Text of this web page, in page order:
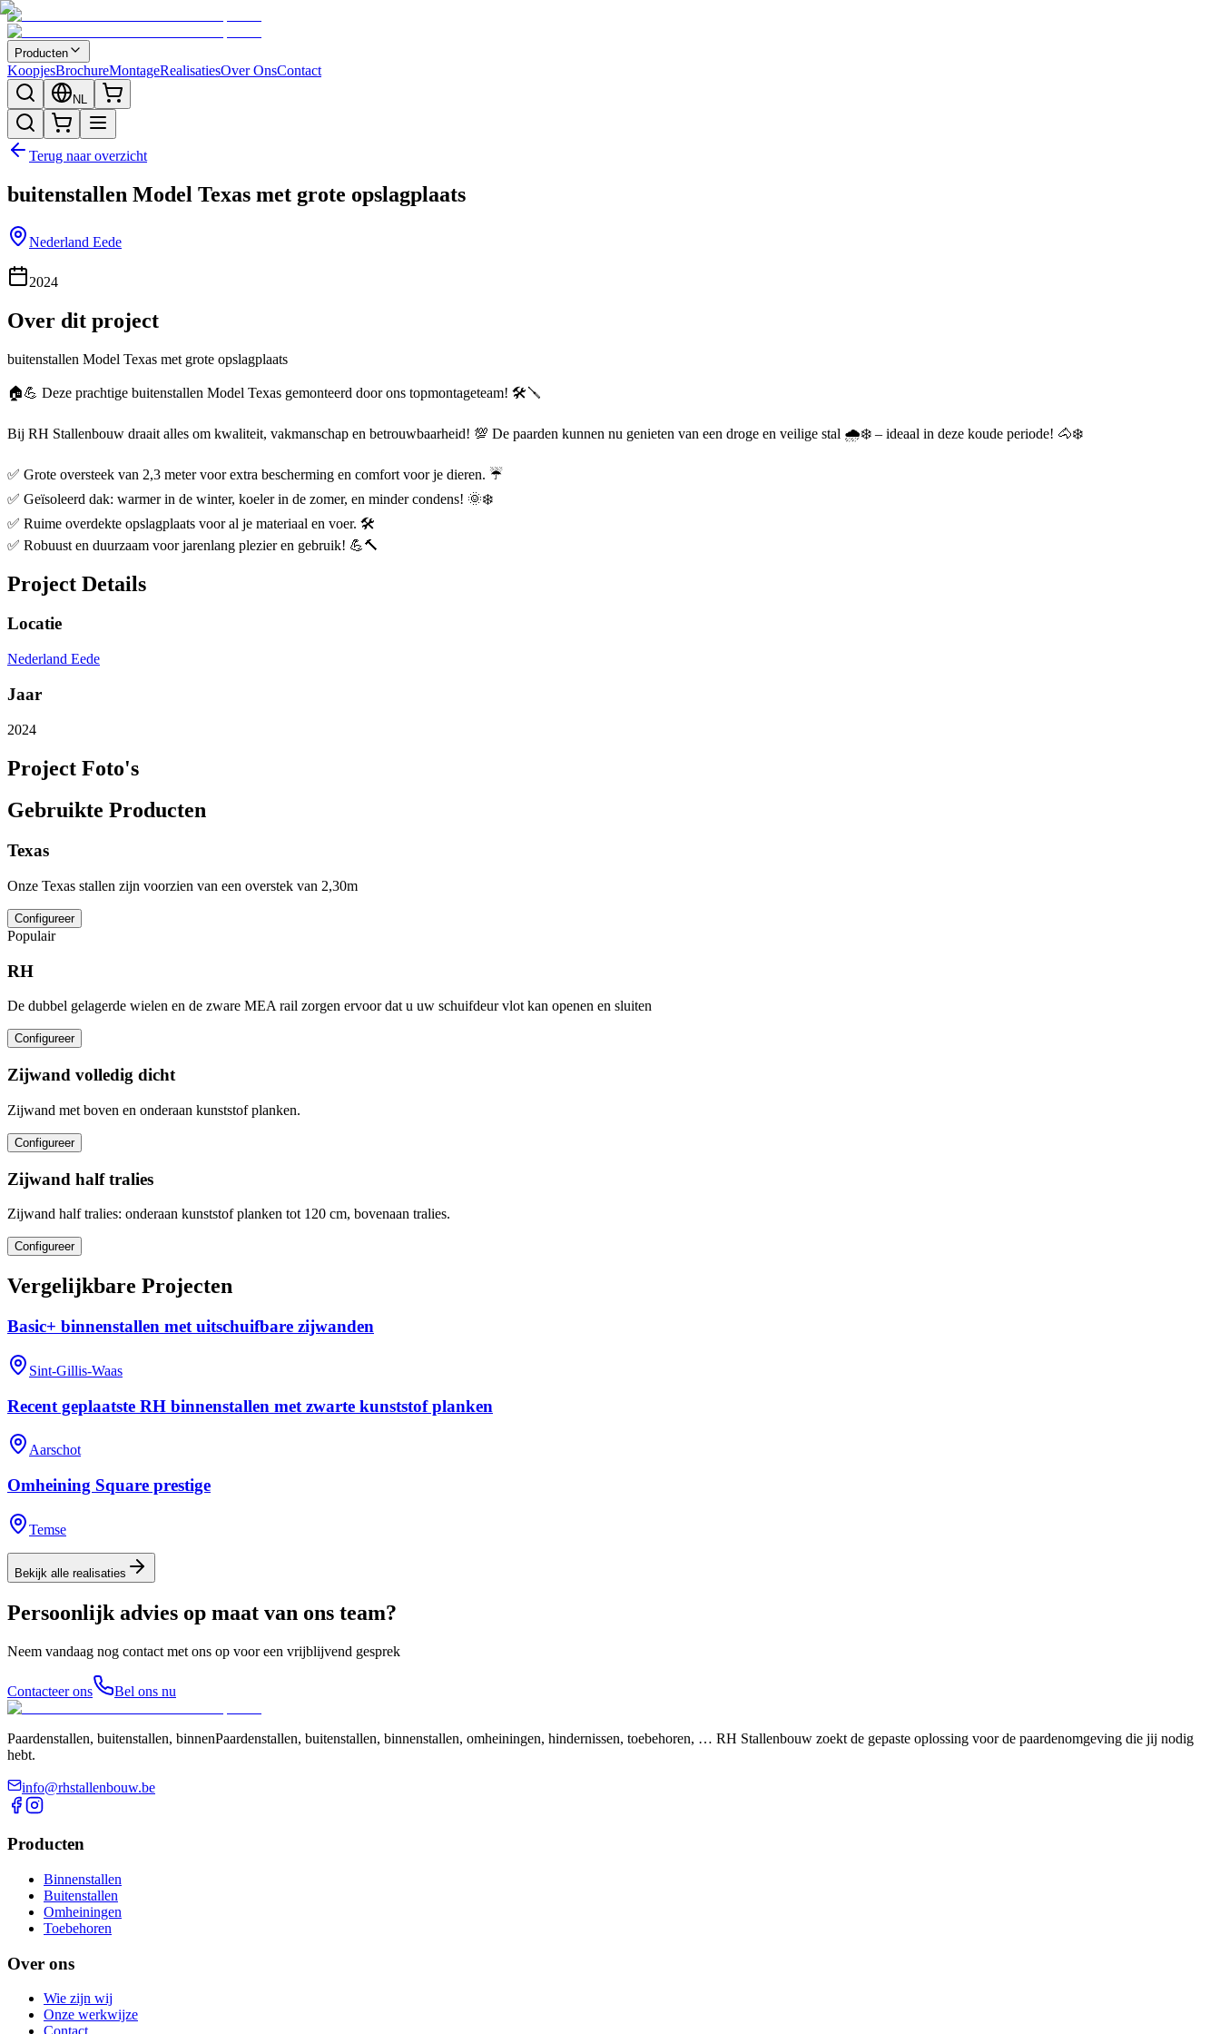
Producten
KoopjesBrochureMontageRealisatiesOver OnsContact
NL
Terug naar overzicht
buitenstallen Model Texas met grote opslagplaats
Nederland Eede
2024
Over dit project
buitenstallen Model Texas met grote opslagplaats
🏠💪 Deze prachtige buitenstallen Model Texas gemonteerd door ons topmontageteam! 🛠🪛
Bij RH Stallenbouw draait alles om kwaliteit, vakmanschap en betrouwbaarheid! 💯 De paarden kunnen nu genieten van een droge en veilige stal 🌧️❄️ – ideaal in deze koude periode! 🐴❄️
✅ Grote oversteek van 2,3 meter voor extra bescherming en comfort voor je dieren. ☔️
✅ Geïsoleerd dak: warmer in de winter, koeler in de zomer, en minder condens! 🌞❄️
✅ Ruime overdekte opslagplaats voor al je materiaal en voer. 🛠️
✅ Robuust en duurzaam voor jarenlang plezier en gebruik! 💪🔨
Project Details
Locatie
Nederland Eede
Jaar
2024
Project Foto's
Gebruikte Producten
Texas
Onze Texas stallen zijn voorzien van een overstek van 2,30m
Configureer
Populair
RH
De dubbel gelagerde wielen en de zware MEA rail zorgen ervoor dat u uw schuifdeur vlot kan openen en sluiten
Configureer
Zijwand volledig dicht
Zijwand met boven en onderaan kunststof planken.
Configureer
Zijwand half tralies
Zijwand half tralies: onderaan kunststof planken tot 120 cm, bovenaan tralies.
Configureer
Vergelijkbare Projecten
Basic+ binnenstallen met uitschuifbare zijwanden
Sint-Gillis-Waas
Recent geplaatste RH binnenstallen met zwarte kunststof planken
Aarschot
Omheining Square prestige
Temse
Bekijk alle realisaties
Persoonlijk advies op maat van ons team?
Neem vandaag nog contact met ons op voor een vrijblijvend gesprek
Contacteer ons Bel ons nu
Paardenstallen, buitenstallen, binnenPaardenstallen, buitenstallen, binnenstallen, omheiningen, hindernissen, toebehoren, … RH Stallenbouw zoekt de gepaste oplossing voor de paardenomgeving die jij nodig
hebt.
info@rhstallenbouw.be
Producten
Binnenstallen
Buitenstallen
Omheiningen
Toebehoren
Over ons
Wie zijn wij
Onze werkwijze